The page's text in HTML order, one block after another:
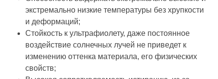
экстремально низкие температуры без хрупкости
и деформаций;
Стойкость к ультрафиолету, даже постоянное
воздействие солнечных лучей не приведет к
изменению оттенка материала, его физических
свойств;